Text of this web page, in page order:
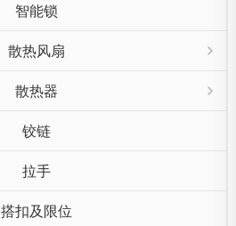
智能锁
散热风扇
散热器
铰链
拉手
搭扣及限位